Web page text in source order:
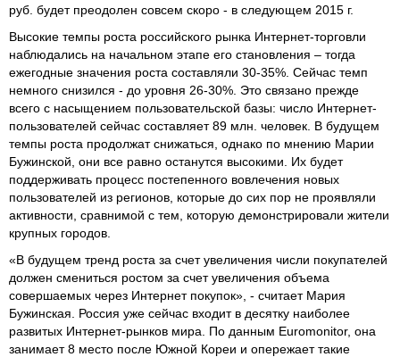
руб. будет преодолен совсем скоро - в следующем 2015 г.
Высокие темпы роста российского рынка Интернет-торговли
наблюдались на начальном этапе его становления – тогда
ежегодные значения роста составляли 30-35%. Сейчас темп
немного снизился - до уровня 26-30%. Это связано прежде
всего с насыщением пользовательской базы: число Интернет-
пользователей сейчас составляет 89 млн. человек. В будущем
темпы роста продолжат снижаться, однако по мнению Марии
Бужинской, они все равно останутся высокими. Их будет
поддерживать процесс постепенного вовлечения новых
пользователей из регионов, которые до сих пор не проявляли
активности, сравнимой с тем, которую демонстрировали жители
крупных городов.
«В будущем тренд роста за счет увеличения числи покупателей
должен смениться ростом за счет увеличения объема
совершаемых через Интернет покупок», - считает Мария
Бужинская. Россия уже сейчас входит в десятку наиболее
развитых Интернет-рынков мира. По данным Euromonitor, она
занимает 8 место после Южной Кореи и опережает такие